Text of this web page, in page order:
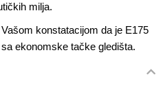
milja.
konstatacijom da je E175
ekonomske tačke gledišta.